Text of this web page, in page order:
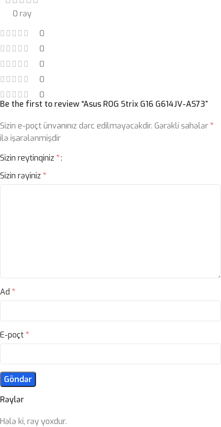
0 rəy
0
0
0
0
0
Rəylər
Hələ ki, rəy yoxdur.
Be the first to review “Asus ROG Strix G16 G614JV-AS73”
Sizin e-poçt ünvanınız dərc edilməyəcəkdir. Gərəkli sahələr*
ilə işarələnmişdir
Sizin reytinqiniz *
Sizin rəyiniz *
Ad *
E-poçt*